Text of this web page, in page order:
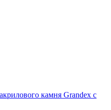
камня Grandex с